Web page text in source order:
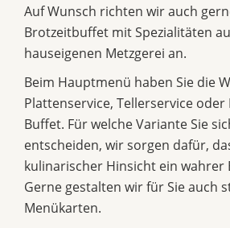
Auf Wunsch richten wir auch
Brotzeitbuffet mit Spezialitäten
hauseigenen Metzgerei an.
Beim Hauptmenü haben Sie die
Plattenservice, Tellerservice oder
Buffet. Für welche Variante Sie
entscheiden, wir sorgen dafür,
kulinarischer Hinsicht ein wahrer
Gerne gestalten wir für Sie auch
Menükarten.